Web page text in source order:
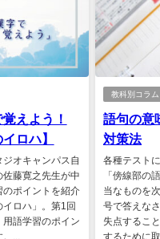
えよう！
ロハ】
オキャンパス自
佐藤寛之先生が中
のポイントを紹介
ロハ」。第1回
語学習のポイン
...
教科別コラム
語句の意
対策法
各種テスト
「傍線部の
当なものを
号で答えな
失点するこ
するために